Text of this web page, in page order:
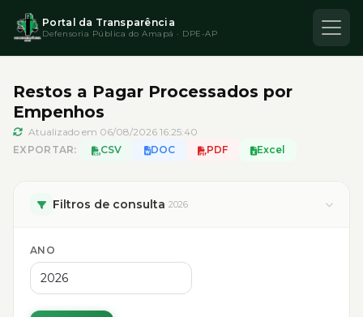
Portal da Transparência
Defensoria Pública do Amapá · DPE-AP
Restos a Pagar Processados por
Empenhos
Atualizado em 06/08/2026 16:25:40
EXPORTAR:
CSV DOC PDF Excel
Filtros de consulta 2026
ANO